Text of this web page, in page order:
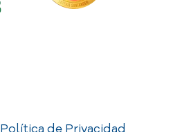
Política de Privacidad